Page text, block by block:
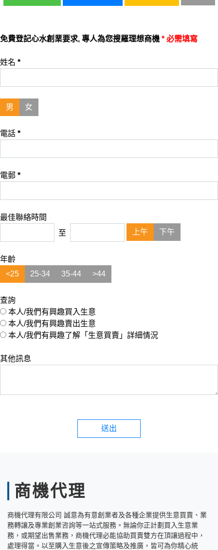
免費登記心水創業要求, 專人為您搜羅理想商機 * 必需填寫
姓名 *
男 女
電話 *
電郵 *
最佳聯絡時間
至
上午 下午
年齡
<25
25-34 35-44 >44
查詢
本人/我們有興趣買入生意
本人/我們有興趣賣出生意
本人/我們有興趣了解「生意買賣」詳細情況
其他訊息
送出
商機代理
商機代理有限公司 誠意為有意創業者及各種企業提供生意買賣、業
務轉讓及專業創業咨詢等一站式服務。無論你正計劃買入生意業
務，或期望出售業務，商機代理必能協助買賣雙方在頂讓過程中，
處理得當。以至購入生意後之宣傳策略及推廣，皆可為你精心統